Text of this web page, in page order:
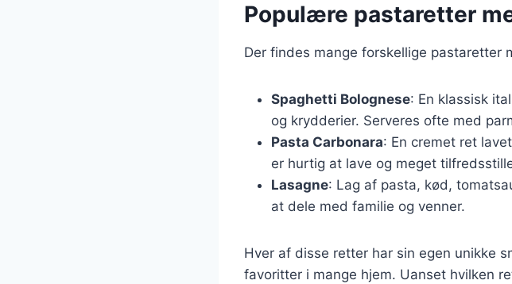
Populære pastaretter
Der findes mange forskellige
Spaghetti Bolognese: En klassisk
og krydderier. Serveres ofte med
Pasta Carbonara: En cremet ret
er hurtig at lave og meget
Lasagne: Lag af pasta, kød,
at dele med familie og venner.
Hver af disse retter har sin egen unikke
favoritter i mange hjem. Uanset hvilken